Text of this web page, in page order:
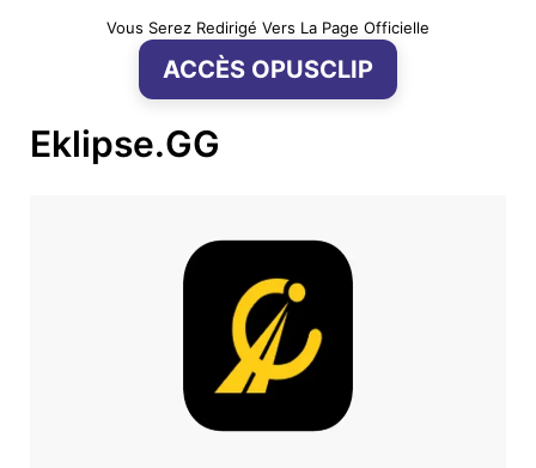
Vous Serez Redirigé Vers La Page Officielle
ACCÈS OPUSCLIP
Eklipse.GG